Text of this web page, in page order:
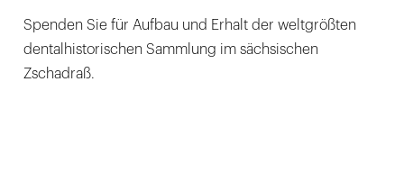
Spenden Sie für Aufbau und Erhalt der weltgrößten
dentalhistorischen Sammlung im sächsischen
Zschadraß.